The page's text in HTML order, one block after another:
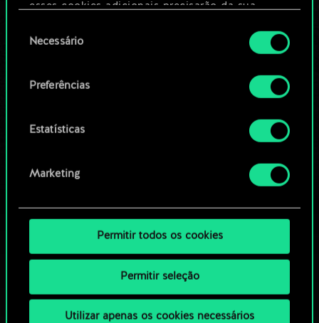
esses cookies adicionais precisarão da sua
Você encontrará todos os detalhes sobre o uso
de cookies e poderá ajustar as suas preferências
no menu "Configurações" abaixo.
deNecessário
Preferências
Estatísticas
Marketing
Permitir todos os cookies
Permitir seleção
Utilizar apenas os cookies necessários
Navegue pelos baralhos da